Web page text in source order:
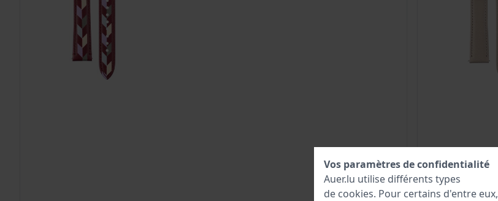
Vos paramètres de confidentialité
Auer.lu utilise différents types
de cookies. Pour certains d'entre eux,